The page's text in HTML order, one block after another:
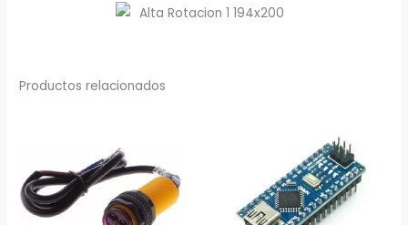
Productos relacionados